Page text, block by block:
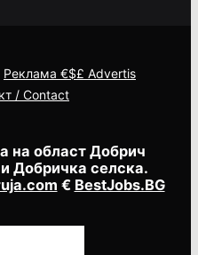
на област Добрич
Добричка селска.
€ BestJobs.BG
Реклама €$£ Advertis
/ Contact